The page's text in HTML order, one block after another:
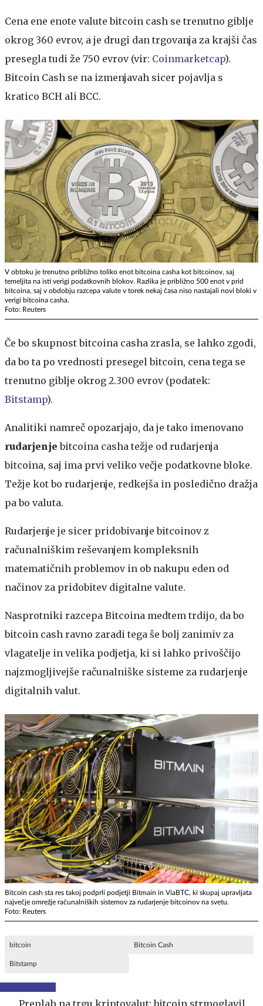
Cena ene enote valute bitcoin cash se trenutno giblje
okrog 360 evrov, a je drugi dan trgovanja za krajši čas
presegla tudi že 750 evrov (vir: Coinmarketcap).
Bitcoin Cash se na izmenjavah sicer pojavlja s
kratico BCH ali BCC.
V obtoku je trenutno približno toliko enot bitcoina casha kot bitcoinov, saj
temeljita na isti verigi podatkovnih blokov. Razlika je približno 500 enot v prid
bitcoina, saj v obdobju razcepa valute v torek nekaj časa niso nastajali novi bloki v
verigi bitcoina casha.
Foto: Reuters
Če bo skupnost bitcoina casha zrasla, se lahko zgodi,
da bo ta po vrednosti presegel bitcoin, cena tega se
trenutno giblje okrog 2.300 evrov (podatek:
Bitstamp).
Analitiki namreč opozarjajo, da je tako imenovano
rudarjenje bitcoina casha težje od rudarjenja
bitcoina, saj ima prvi veliko večje podatkovne bloke.
Težje kot bo rudarjenje, redkejša in posledično dražja
pa bo valuta.
Rudarjenje je sicer pridobivanje bitcoinov z
računalniškim reševanjem kompleksnih
matematičnih problemov in ob nakupu eden od
načinov za pridobitev digitalne valute.
Nasprotniki razcepa Bitcoina medtem trdijo, da bo
bitcoin cash ravno zaradi tega še bolj zanimiv za
vlagatelje in velika podjetja, ki si lahko privoščijo
najzmogljivejše računalniške sisteme za rudarjenje
digitalnih valut.
Bitcoin cash sta res takoj podprli podjetji Bitmain in ViaBTC, ki skupaj upravljata
največje omrežje računalniških sistemov za rudarjenje bitcoinov na svetu.
Foto: Reuters
bitcoin Bitcoin Cash
Bitstamp